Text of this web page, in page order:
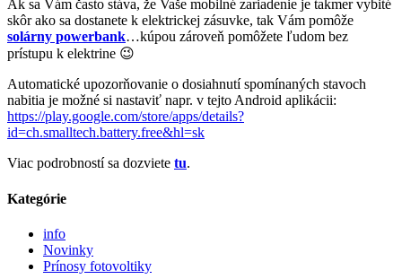
Ak sa Vám často stáva, že Vaše mobilné zariadenie je takmer vybité
skôr ako sa dostanete k elektrickej zásuvke, tak Vám pomôže
solárny powerbank…kúpou zároveň pomôžete ľudom bez
prístupu k elektrine 😉
Automatické upozorňovanie o dosiahnutí spomínaných stavoch
nabitia je možné si nastaviť napr. v tejto Android aplikácii:
https://play.google.com/store/apps/details?
id=ch.smalltech.battery.free&hl=sk
Viac podrobností sa dozviete tu.
Kategórie
info
Novinky
Prínosy fotovoltiky